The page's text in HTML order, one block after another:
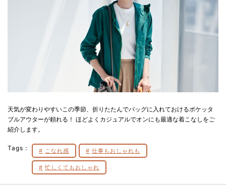
天気が変わりやすいこの季節、折りたたんでバッグに入れておけるポケッタ
ブルアウターが頼れる！ ほどよくカジュアルでオンにも最適な着こなしをご
紹介します。
Tags： こなれ感 仕事もおしゃれも
忙しくてもおしゃれ